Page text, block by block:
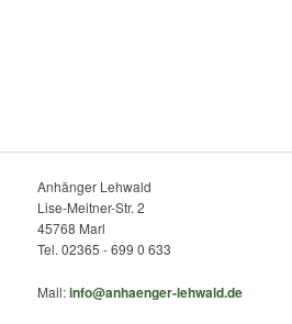
Anhänger Lehwald
Lise-Meitner-Str. 2
45768 Marl
Tel. 02365 - 699 0 633
Mail:info@anhaenger-lehwald.de